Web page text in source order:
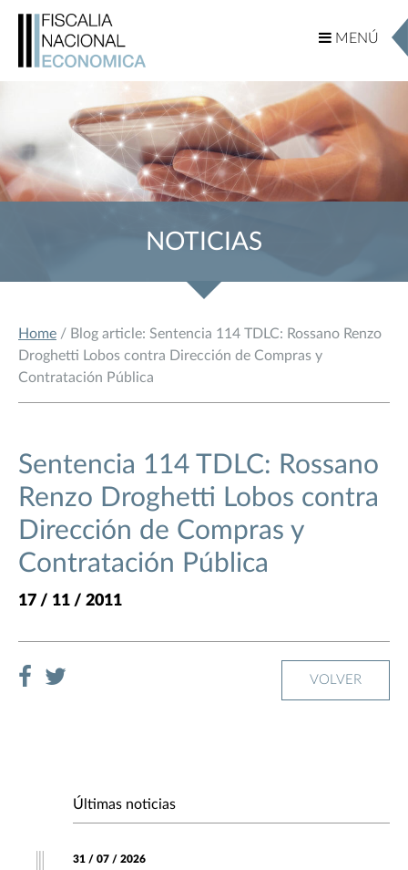
MENÚ
MENÚ
NOTICIAS
Home / Blog article: Sentencia 114 TDLC: Rossano Renzo
Droghetti Lobos contra Dirección de Compras y
Contratación Pública
Sentencia 114 TDLC: Rossano
Renzo Droghetti Lobos contra
Dirección de Compras y
Contratación Pública
17 / 11 / 2011
VOLVER
Últimas noticias
31 / 07 / 2026